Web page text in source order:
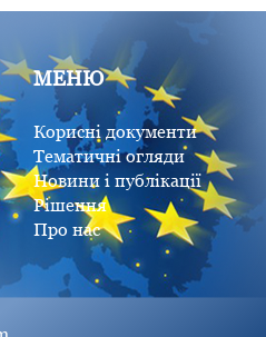
МЕНЮ
Корисні документи
Тематичні огляди
Новини і публікації
Рішення
Про нас